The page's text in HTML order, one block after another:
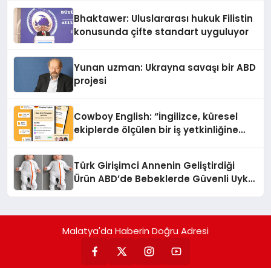
Bhaktawer: Uluslararası hukuk Filistin
konusunda çifte standart uyguluyor
Yunan uzman: Ukrayna savaşı bir ABD
projesi
Cowboy English: “İngilizce, küresel
ekiplerde ölçülen bir iş yetkinliğine
Türk Girişimci Annenin Geliştirdiği
Ürün ABD’de Bebeklerde Güvenli Uyku
Malatya'da Haberin Doğru Adresi